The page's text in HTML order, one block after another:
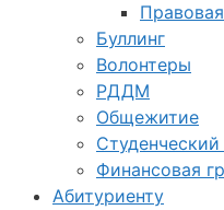
Буллинг
Волонтеры
РДДМ
Общежитие
Финансовая
Абитуриенту